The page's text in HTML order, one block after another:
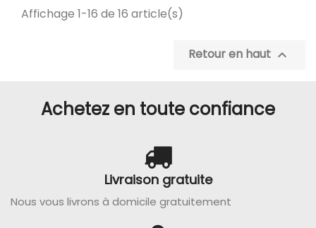
Affichage 1-16 de 16 article(s)
Retour en haut 
Achetez en toute confiance
Livraison gratuite
Nous vous livrons à domicile gratuitement